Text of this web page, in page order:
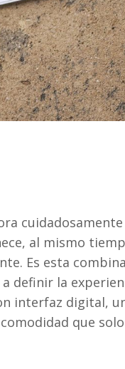
al mismo
Es esta
definir la
interfaz digital,
que